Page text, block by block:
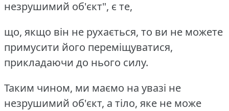
незрушимий об'єкт", є те,
що, якщо він не рухається, то ви не можете
примусити його переміщуватися,
прикладаючи до нього силу.
Таким чином, ми маємо на увазі не
незрушимий об'єкт, а тіло, яке не може